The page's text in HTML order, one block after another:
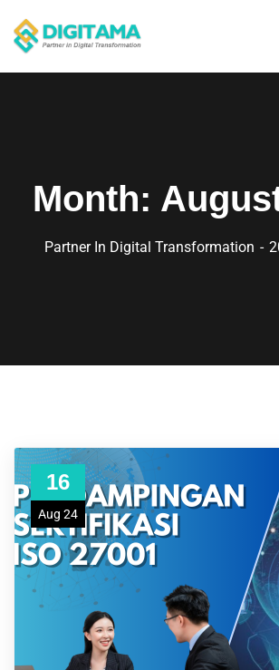
Month:
Partner In Digital Transformation
16
Aug 24